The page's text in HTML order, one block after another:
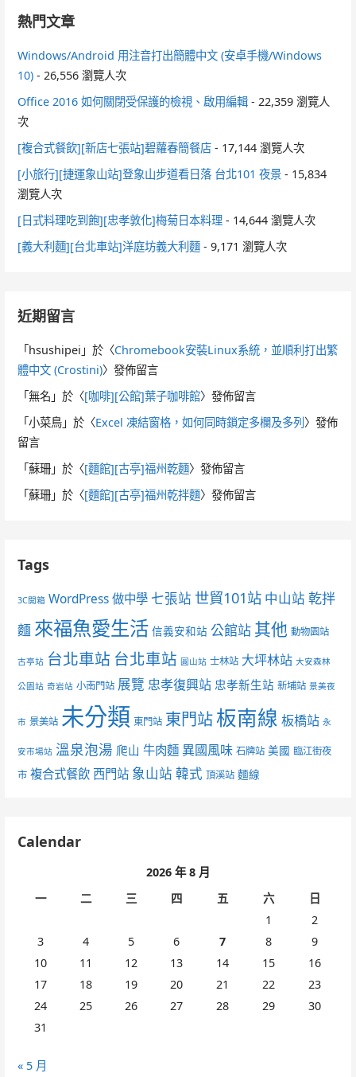
熱門文章
Windows/Android 用注音打出簡體中文 (安卓手機/Windows
10) - 26,556 瀏覽人次
Office 2016 如何關閉受保護的檢視、啟用編輯 - 22,359 瀏覽人
次
[複合式餐飲][新店七張站]碧蘿春簡餐店 - 17,144 瀏覽人次
[小旅行][捷運象山站]登象山步道看日落 台北101 夜景 - 15,834
瀏覽人次
[日式料理吃到飽][忠孝敦化]梅菊日本料理 - 14,644 瀏覽人次
[義大利麵][台北車站]洋庭坊義大利麵 - 9,171 瀏覽人次
近期留言
「hsushipei 」於〈Chromebook安裝Linux系統，並順利打出繁
體中文 (Crostini)〉發佈留言
「無名 」於〈[咖啡][公館]葉子咖啡館〉發佈留言
「小菜鳥 」於〈Excel 凍結窗格，如何同時鎖定多欄及多列〉發佈
留言
「蘇珊 」於〈[麵館][古亭]福州乾麵〉發佈留言
「蘇珊 」於〈[麵館][古亭]福州乾拌麵〉發佈留言
Tags
3C開箱 WordPress 做中學 七張站 世貿101站 中山站 乾拌
麵 來福魚愛生活 信義安和站 公館站 其他 動物園站
古亭站 台北車站 台北車站 圓山站 士林站 大坪林站 大安森林
公園站 奇岩站 小南門站 展覽 忠孝復興站 忠孝新生站 新埔站 景美夜
市 景美站 未分類 東門站 東門站板南線 板橋站 永
安市場站 溫泉泡湯 爬山 牛肉麵 異國風味 石牌站 美國 臨江街夜
市 複合式餐飲 西門站 象山站 韓式 頂溪站 麵線
Calendar
2026 年 8 月
一
二 三 四 五 六
日
1
2
3
4 5 6 7 8
9
10
11 12 13 14 15
16
17
18 19 20 21 22
23
24
25 26 27 28 29
30
31
« 5 月